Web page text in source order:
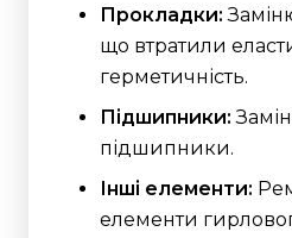
Прокладки:
що втратили
герметичність.
Підшипники:
підшипники.
Інші елементи:
елементи